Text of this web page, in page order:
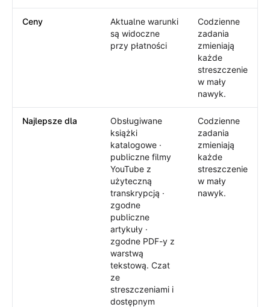
Ceny
Aktualne warunki
są widoczne
przy płatności
Codzienne
zadania
zmieniają
każde
streszczenie
w mały
nawyk.
Najlepsze dla
Obsługiwane
książki
katalogowe ·
publiczne filmy
YouTube z
użyteczną
transkrypcją ·
zgodne
publiczne
artykuły ·
zgodne PDF-y z
warstwą
tekstową. Czat
ze
streszczeniami i
dostępnym
Codzienne
zadania
zmieniają
każde
streszczenie
w mały
nawyk.